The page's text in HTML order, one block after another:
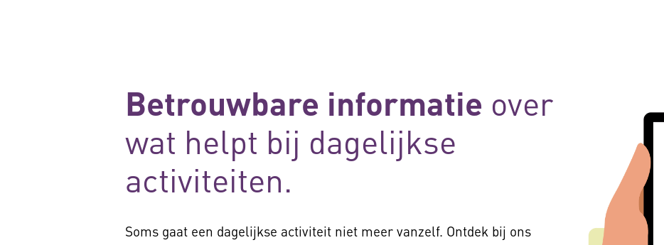
Betrouwbare informatie over
wat helpt bij dagelijkse
activiteiten.
Soms gaat een dagelijkse activiteit niet meer vanzelf. Ontdek bij ons